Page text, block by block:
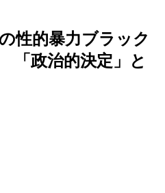
性的暴力ブラック
「政治的決定」と